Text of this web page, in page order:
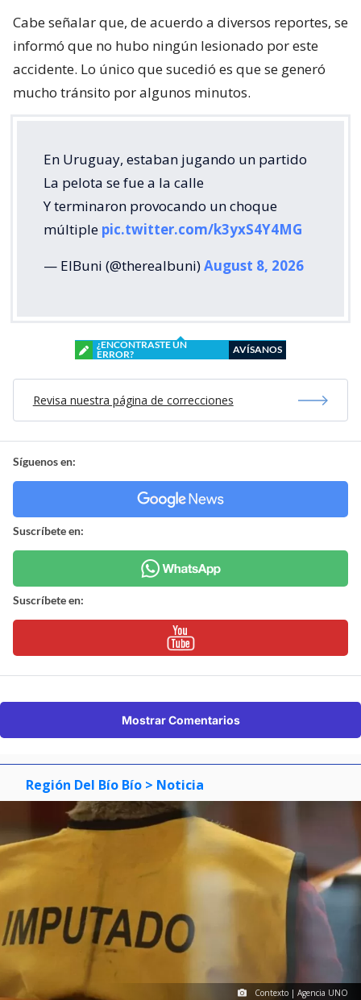
Cabe señalar que, de acuerdo a diversos reportes, se
informó que no hubo ningún lesionado por este
accidente. Lo único que sucedió es que se generó
mucho tránsito por algunos minutos.
En Uruguay, estaban jugando un partido
La pelota se fue a la calle
Y terminaron provocando un choque
múltiple pic.twitter.com/k3yxS4Y4MG
— ElBuni (@therealbuni)August 8, 2026
¿ENCONTRASTE UN
ERROR?
AVÍSANOS
Revisa nuestra página de correcciones
Síguenos en:
Suscríbete en:
Suscríbete en:
Mostrar Comentarios
Región Del Bío Bío > Noticia
Contexto | Agencia UNO